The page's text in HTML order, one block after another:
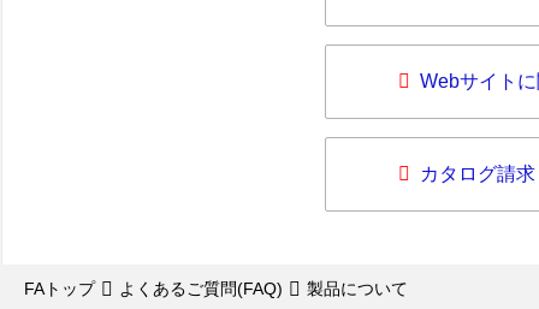
Webサイト
カタログ請求
FAトップ よくあるご質問(FAQ)
製品について